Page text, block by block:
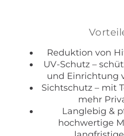
Reduktion von
UV-Schutz –
und Einrichtung
Sichtschutz – mit
mehr
Langlebig &
hochwertige